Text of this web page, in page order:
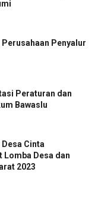
Penyalur
Peraturan dan
Bawaslu
Desa Cinta
Lomba Desa dan
2023